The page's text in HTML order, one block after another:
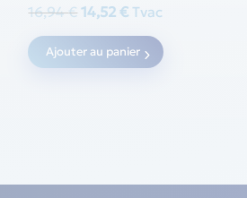
16,94€ Original
price
was:
14,52€Current
price
is:
Tvac
Ajouter au panier